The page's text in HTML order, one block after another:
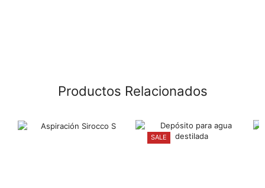
Productos Relacionados
SALE